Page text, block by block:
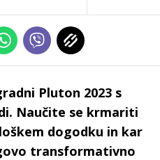
Pluton 2023 s
Naučite se krmariti
dogodku in kar
transformativno